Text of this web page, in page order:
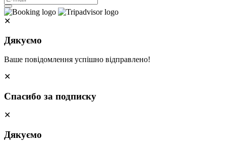
✕
Дякуємо
Ваше повідомлення успішно відправлено!
✕
Спасибо за подписку
✕
Дякуємо